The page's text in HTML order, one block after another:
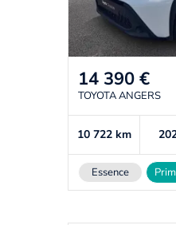
14 390 €
TOYOTA ANGERS
10 722 km
Essence